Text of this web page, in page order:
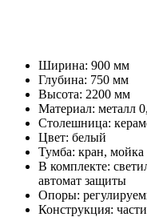
Ширина: 900 мм
Глубина: 750 мм
Высота: 2200 мм
Материал: металл
Столешница:
Цвет: белый
Тумба: кран, мойка
В комплекте:
автомат защиты
Опоры:
Конструкция: